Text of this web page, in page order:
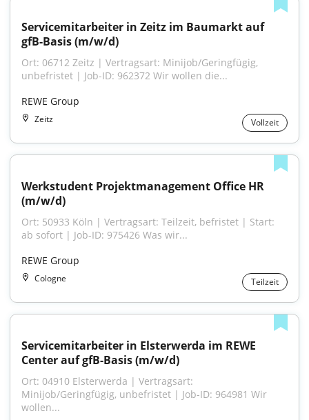
Servicemitarbeiter in Zeitz im Baumarkt auf
gfB-Basis (m/w/d)
Ort: 06712 Zeitz | Vertragsart: Minijob/Geringfügig,
unbefristet | Job-ID: 962372 Wir wollen die...
REWE Group
Zeitz Vollzeit
Werkstudent Projektmanagement Office HR
(m/w/d)
Ort: 50933 Köln | Vertragsart: Teilzeit, befristet | Start:
ab sofort | Job-ID: 975426 Was wir...
REWE Group
Cologne Teilzeit
Servicemitarbeiter in Elsterwerda im REWE
Center auf gfB-Basis (m/w/d)
Ort: 04910 Elsterwerda | Vertragsart:
Minijob/Geringfügig, unbefristet | Job-ID: 964981 Wir
wollen...